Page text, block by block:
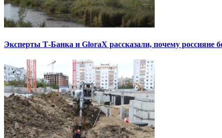
Эксперты Т-Банка и GloraX рассказали, почему